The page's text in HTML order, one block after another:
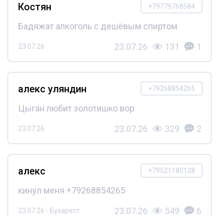
+79779768584
Костян
Бадяжат алкоголь с дешёвым спиртом
23.07.26 23.07.26 131 1
+79268854265
алекс уляндин
Цыган любит золотишко вор
23.07.26 23.07.26 329 2
+79521180128
алекс
кинул меня +79268854265
23.07.26 - Бухарест 23.07.26 549 6